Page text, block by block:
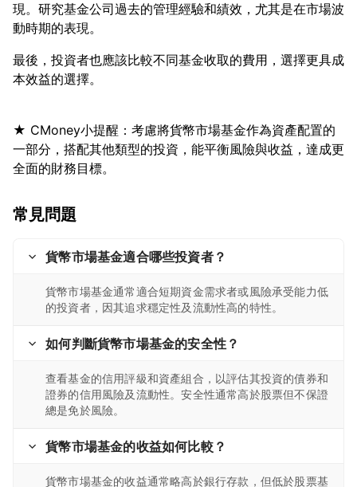
現。研究基金公司過去的管理經驗和績效，尤其是在市場波
最後，投資者也應該比較不同基金收取的費用，選擇更具成
★ CMoney小提醒：考慮將貨幣市場基金作為資產配置的
一部分，搭配其他類型的投資，能平衡風險與收益，達成更
常見問題
貨幣市場基金適合哪些投資者？
貨幣市場基金通常適合短期資金需求者或風險承受能力低
的投資者，因其追求穩定性及流動性高的特性。
如何判斷貨幣市場基金的安全性？
查看基金的信用評級和資產組合，以評估其投資的債券和
證券的信用風險及流動性。安全性通常高於股票但不保證
總是免於風險。
貨幣市場基金的收益如何比較？
貨幣市場基金的收益通常略高於銀行存款，但低於股票基